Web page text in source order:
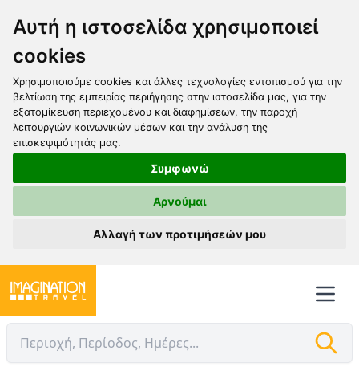
Αυτή η ιστοσελίδα χρησιμοποιεί
cookies
Χρησιμοποιούμε cookies και άλλες τεχνολογίες εντοπισμού για την
βελτίωση της εμπειρίας περιήγησης στην ιστοσελίδα μας, για την
εξατομίκευση περιεχομένου και διαφημίσεων, την παροχή
λειτουργιών κοινωνικών μέσων και την ανάλυση της
επισκεψιμότητάς μας.
Συμφωνώ
Αρνούμαι
Αλλαγή των προτιμήσεών μου